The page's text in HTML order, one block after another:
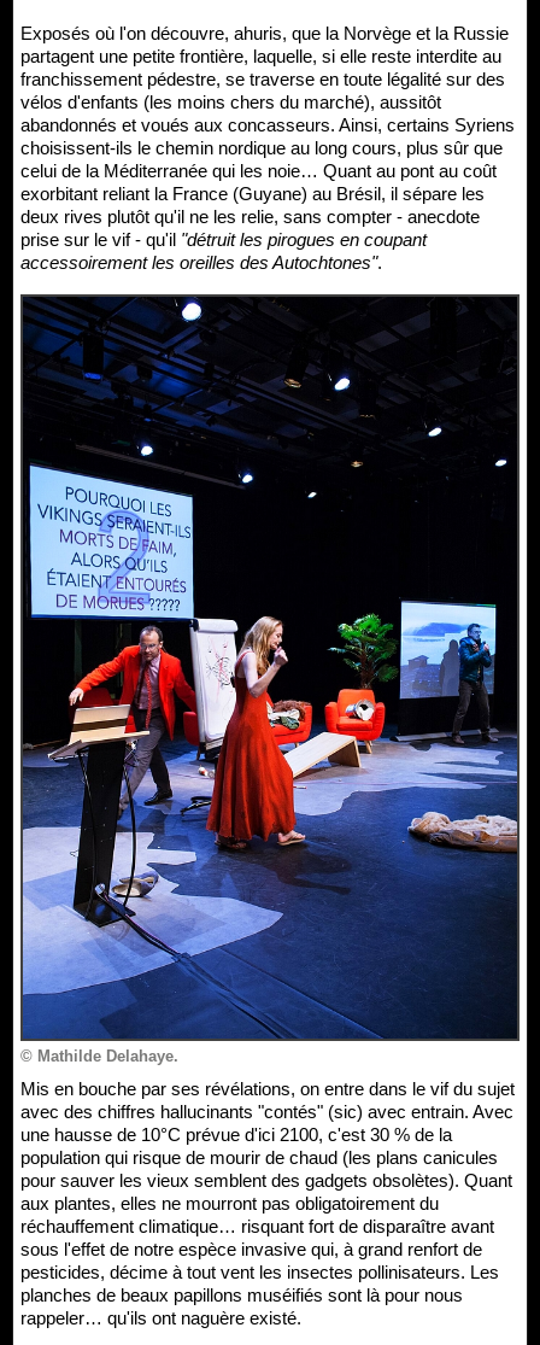
Exposés où l'on découvre, ahuris, que la Norvège et la Russie
partagent une petite frontière, laquelle, si elle reste interdite au
franchissement pédestre, se traverse en toute légalité sur des
vélos d'enfants (les moins chers du marché), aussitôt
abandonnés et voués aux concasseurs. Ainsi, certains Syriens
choisissent-ils le chemin nordique au long cours, plus sûr que
celui de la Méditerranée qui les noie… Quant au pont au coût
exorbitant reliant la France (Guyane) au Brésil, il sépare les
deux rives plutôt qu'il ne les relie, sans compter - anecdote
prise sur le vif - qu'il "détruit les pirogues en coupant
accessoirement les oreilles des Autochtones".
© Mathilde Delahaye.
Mis en bouche par ses révélations, on entre dans le vif du sujet
avec des chiffres hallucinants "contés" (sic) avec entrain. Avec
une hausse de 10°C prévue d'ici 2100, c'est 30 % de la
population qui risque de mourir de chaud (les plans canicules
pour sauver les vieux semblent des gadgets obsolètes). Quant
aux plantes, elles ne mourront pas obligatoirement du
réchauffement climatique… risquant fort de disparaître avant
sous l'effet de notre espèce invasive qui, à grand renfort de
pesticides, décime à tout vent les insectes pollinisateurs. Les
planches de beaux papillons muséifiés sont là pour nous
rappeler… qu'ils ont naguère existé.